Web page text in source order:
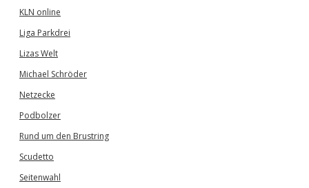
KLN online
Liga Parkdrei
Lizas Welt
Michael Schröder
Netzecke
Podbolzer
Rund um den Brustring
Scudetto
Seitenwahl